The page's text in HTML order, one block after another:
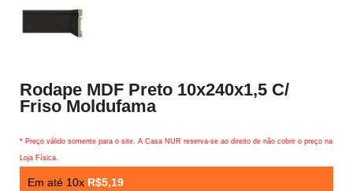
Rodape MDF Preto 10x240x1,5 C/
Friso Moldufama
* Preço válido somente para o site. A Casa NUR reserva-se ao direito de não cobrir o preço na
Loja Física.
Em até 10x R$5,19